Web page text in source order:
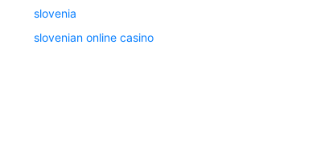
slovenia
slovenian online casino